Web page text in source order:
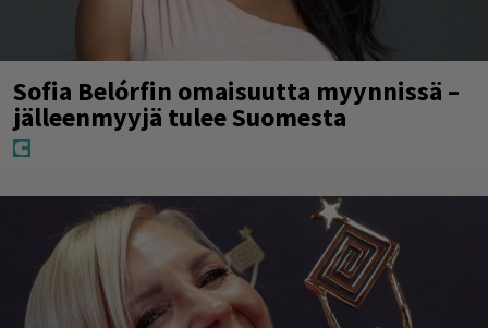
Sofia Belórfin omaisuutta myynnissä –
jälleenmyyjä tulee Suomesta